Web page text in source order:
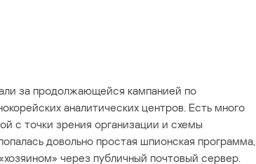
за продолжающейся кампанией по
аналитических центров. Есть много
с точки зрения организации и схемы
довольно простая шпионская программа,
через публичный почтовый сервер.